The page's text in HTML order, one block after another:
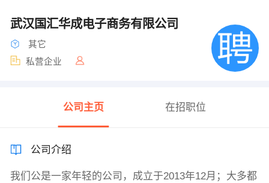
武汉国汇华成电子商务有限公司
其它
私营企业
公司主页 在招职位
公司介绍
我们公是一家年轻的公司，成立于2013年12月；大多都